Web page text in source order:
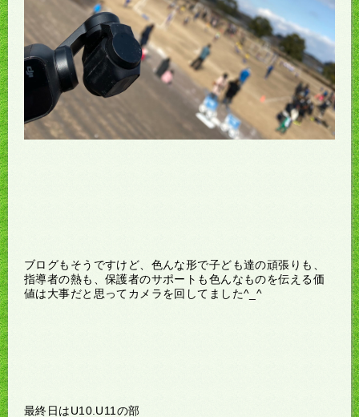
ブログもそうですけど、色んな形で子ども達の頑張りも、
指導者の熱も、保護者のサポートも色んなものを伝える価
値は大事だと思ってカメラを回してました^_^
最終日はU10.U11の部